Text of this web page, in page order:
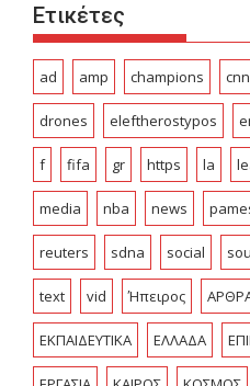
Ετικέτες
ad amp champions cnn
drones eleftherostypos
f fifa gr https la
media nba news
reuters sdna social
text vid Ήπειρος
ΕΚΠΑΙΔΕΥΤΙΚΑ ΕΛΛΑΔΑ